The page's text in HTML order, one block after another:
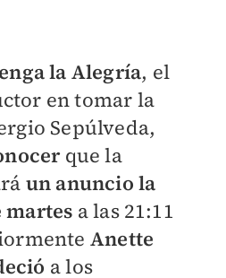
la Alegría, el
en tomar la
Sepúlveda,
que la
un anuncio la
martes a las 21:11
Anette
a los